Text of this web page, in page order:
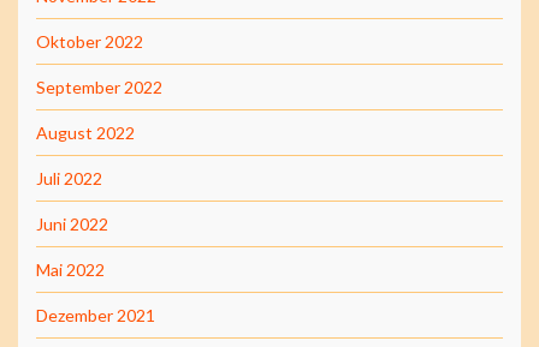
Oktober 2022
September 2022
August 2022
Juli 2022
Juni 2022
Mai 2022
Dezember 2021